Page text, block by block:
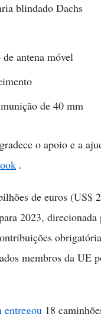
blindado Dachs
antena móvel
de 40 mm
o apoio e a
.
de euros (US$
2023,
membros da UE
entregou 18